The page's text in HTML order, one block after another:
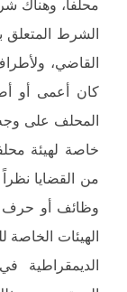
محلفاً، وهناك
الشرط المتعلق
القاضي،
كان أعمى أو
المحلف على
خاصة لهيئة
من القضايا
وظائف أو حرف
الهيئات الخاصة
الديمقراطية